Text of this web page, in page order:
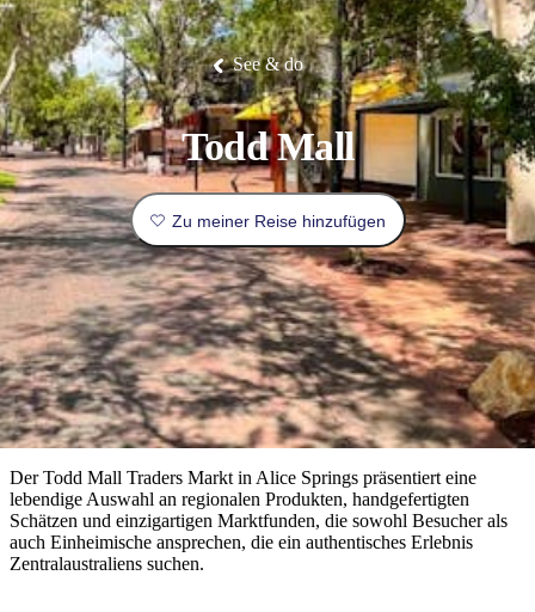
Die
beliebtesten
Orte
Outback
und
outdoor
Nach
Region
erkunden
Nationalpark
Park
Tiwi-
Inseln
East
Arnhem
Land
Mataranka
Nitmiluk-
Nationalpark
Karlu
Karlu
/
Devils
Marbles
Maguk
Tjorita
/
West-
MacDonnell-
Nationalpark
Aktivitäten
Erlebnisse
Reisetyp
Top
10
Listen
Glamping
Luxuserlebnisse
Gaumenfreuden
Geschichte
und
Erbe
Festivals
und
Veranstaltungen
Angeln
Reiseplanung
Planen
&
Buchen
Praktische
Infos
Planungstools
Suche:
Sign
See & do
Todd Mall
Zu meiner Reise hinzufügen
Der Todd Mall Traders Markt in Alice Springs präsentiert eine
lebendige Auswahl an regionalen Produkten, handgefertigten
Schätzen und einzigartigen Marktfunden, die sowohl Besucher als
auch Einheimische ansprechen, die ein authentisches Erlebnis
Zentralaustraliens suchen.